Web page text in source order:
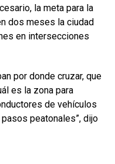
la meta para la
dos meses la ciudad
en intersecciones
por donde cruzar, que
es la zona para
de vehículos
peatonales”, dijo